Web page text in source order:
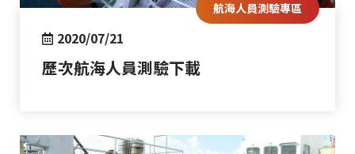
航海人員測驗專區
2020/07/21
歷次航海人員測驗下載